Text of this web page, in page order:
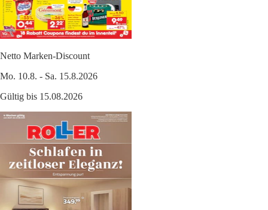
Netto Marken-Discount
Mo. 10.8. - Sa. 15.8.2026
Gültig bis 15.08.2026